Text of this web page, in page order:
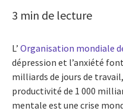
3 min de lecture
L’ Organisation mondiale
dépression et l’anxiété
milliards de jours de
productivité de 1 000
mentale est une crise